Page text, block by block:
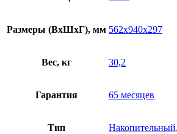
Размеры (ВхШхГ), мм 562x940x297
Вес, кг 30,2
Гарантия 65 месяцев
Тип Накопительный,